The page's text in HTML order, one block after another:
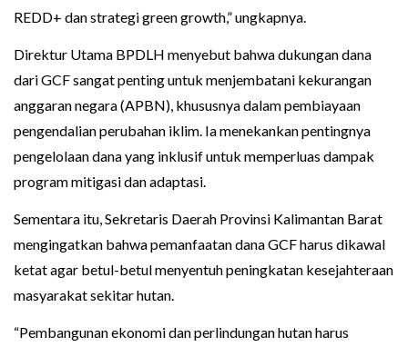
REDD+ dan strategi green growth,” ungkapnya.
Direktur Utama BPDLH menyebut bahwa dukungan dana
dari GCF sangat penting untuk menjembatani kekurangan
anggaran negara (APBN), khususnya dalam pembiayaan
pengendalian perubahan iklim. Ia menekankan pentingnya
pengelolaan dana yang inklusif untuk memperluas dampak
program mitigasi dan adaptasi.
Sementara itu, Sekretaris Daerah Provinsi Kalimantan Barat
mengingatkan bahwa pemanfaatan dana GCF harus dikawal
ketat agar betul-betul menyentuh peningkatan kesejahteraan
masyarakat sekitar hutan.
“Pembangunan ekonomi dan perlindungan hutan harus